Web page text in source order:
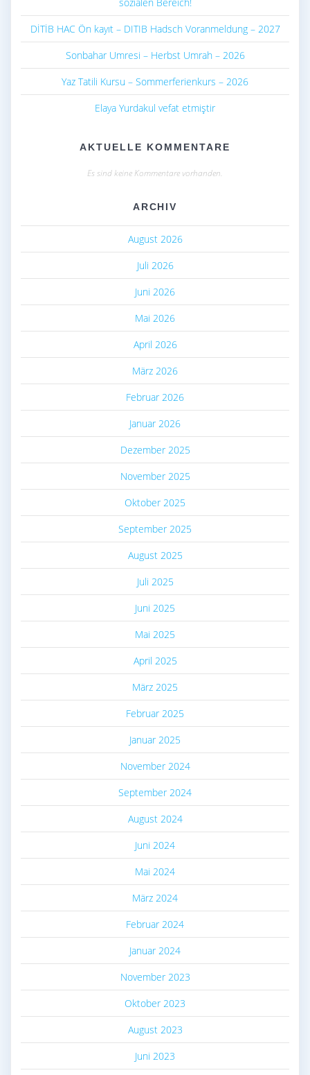
sozialen Bereich!
DİTİB HAC Ön kayıt – DITIB Hadsch Voranmeldung – 2027
Sonbahar Umresi – Herbst Umrah – 2026
Yaz Tatili Kursu – Sommerferienkurs – 2026
Elaya Yurdakul vefat etmiştir
AKTUELLE KOMMENTARE
Es sind keine Kommentare vorhanden.
ARCHIV
August 2026
Juli 2026
Juni 2026
Mai 2026
April 2026
März 2026
Februar 2026
Januar 2026
Dezember 2025
November 2025
Oktober 2025
September 2025
August 2025
Juli 2025
Juni 2025
Mai 2025
April 2025
März 2025
Februar 2025
Januar 2025
November 2024
September 2024
August 2024
Juni 2024
Mai 2024
März 2024
Februar 2024
Januar 2024
November 2023
Oktober 2023
August 2023
Juni 2023